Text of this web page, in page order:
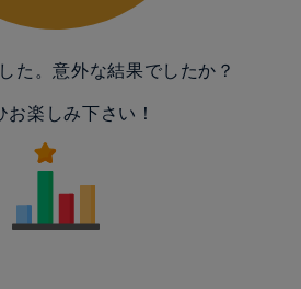
た。意外な結果でしたか？
楽しみ下さい！